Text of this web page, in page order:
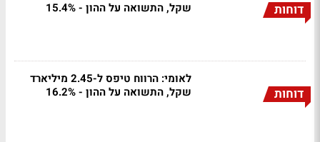
דוחות
שקל, התשואה על ההון - 15.4%
דוחות
לאומי: הרווח טיפס ל-2.45 מיליארד
שקל, התשואה על ההון - 16.2%